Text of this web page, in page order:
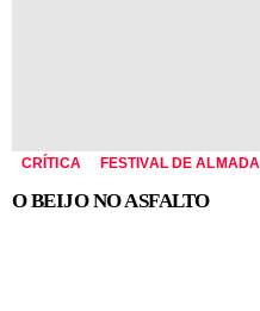
CRÍTICA FESTIVAL DE ALMADA
O BEIJO NO ASFALTO